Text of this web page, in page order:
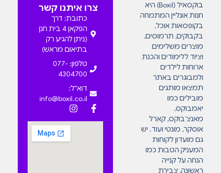
בוקסאיל (Boxil) היא
חנות אונליין המתמחה
בקופסאות אוכל,
בקבוקים, תרמוסים,
מוצרים משלימים
וציוד ללימודים והכנת
ארוחות לילדים
ולמבוגרים באתר
תמצאו מותגים
מובילים כמו
יאמבוקס,
מאנצ’בוקס, קארל
אוסקר, מונטי ועוד. יש
גם מועדון לקוחות
המעניק הטבות כמו
הנחה על קנייה
ראשונה, צבירת
צרו איתנו קשר
כתובת: דרך
הפקאן 4 בית חנן
(ניתן להגיע רק
בתיאום מראש)
טלפון: 077-
4304700
דוא"ל:
info@boxil.co.il